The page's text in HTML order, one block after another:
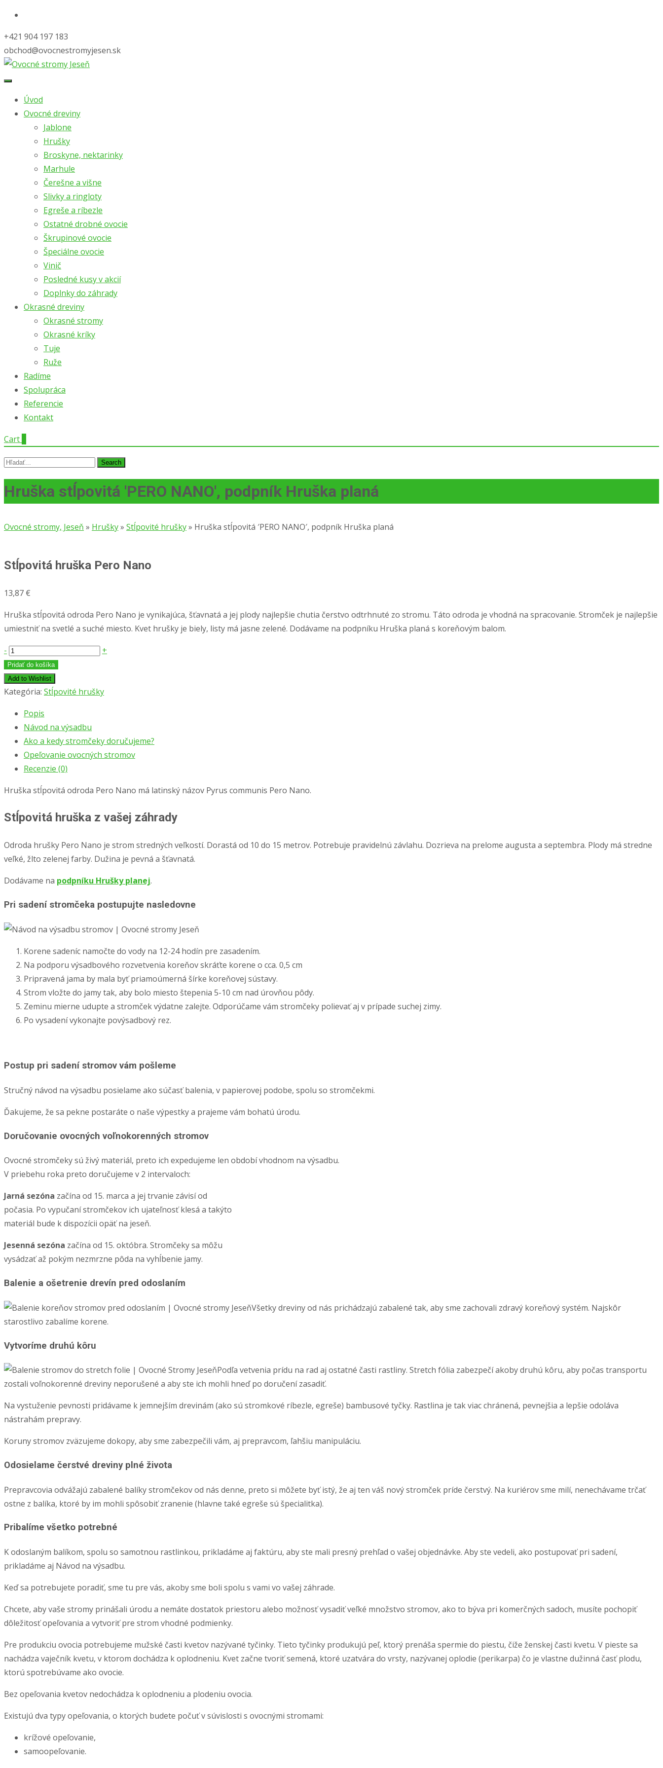
+421 904 197 183
obchod@ovocnestromyjesen.sk
Skip
contentÚvod
Ovocné dreviny
Jablone
Hrušky
Broskyne, nektarinky
Marhule
Čerešne a višne
Slivky a ringloty
Egreše a ríbezle
Ostatné drobné ovocie
Škrupinové ovocie
Špeciálne ovocie
Vinič
Posledné kusy v akcií
Doplnky do záhrady
Okrasné dreviny
Okrasné stromy
Okrasné kríky
Tuje
Ruže
Radíme
Spolupráca
Referencie
Kontakt
Cart
Search
Hruška stĺpovitá ′PERO NANO′, podpník Hruška planá
Ovocné stromy, Jeseň » Hrušky» Stĺpovité hrušky» Hruška stĺpovitá ′PERO NANO′, podpník Hruška planá
Stĺpovitá hruška Pero Nano
13,87 €
Hruška stĺpovitá odroda Pero Nano je vynikajúca, šťavnatá a jej plody najlepšie chutia čerstvo odtrhnuté zo stromu. Táto odroda je vhodná na spracovanie. Stromček je najlepšie
umiestniť na svetlé a suché miesto. Kvet hrušky je biely, listy má jasne zelené. Dodávame na podpníku Hruška planá s koreňovým balom.
- množstvo
Hruška
stĺpovitá
′PERO
podpník
Hruška
planá
+
Pridať do košíka
Add to Wishlist
Kategória: Stĺpovité hrušky
Popis
Návod na výsadbu
Ako a kedy stromčeky doručujeme?
Opeľovanie ovocných stromov
Recenzie (0)
Hruška stĺpovitá odroda Pero Nano má latinský názov Pyrus communis Pero Nano.
Stĺpovitá hruška z vašej záhrady
Odroda hrušky Pero Nano je strom stredných veľkostí. Dorastá od 10 do 15 metrov. Potrebuje pravidelnú závlahu. Dozrieva na prelome augusta a septembra. Plody má stredne
veľké, žlto zelenej farby. Dužina je pevná a šťavnatá.
Dodávame na podpníku Hrušky planej.
Pri sadení stromčeka postupujte nasledovne
Korene sadeníc namočte do vody na 12-24 hodín pre zasadením.
Na podporu výsadbového rozvetvenia koreňov skráťte korene o cca. 0,5 cm
Pripravená jama by mala byť priamoúmerná šírke koreňovej sústavy.
Strom vložte do jamy tak, aby bolo miesto štepenia 5-10 cm nad úrovňou pôdy.
Zeminu mierne udupte a stromček výdatne zalejte. Odporúčame vám stromčeky polievať aj v prípade suchej zimy.
Po vysadení vykonajte povýsadbový rez.
Postup pri sadení stromov vám pošleme
Stručný návod na výsadbu posielame ako súčasť balenia, v papierovej podobe, spolu so stromčekmi.
Ďakujeme, že sa pekne postaráte o naše výpestky a prajeme vám bohatú úrodu.
Doručovanie ovocných voľnokorenných stromov
Ovocné stromčeky sú živý materiál, preto ich expedujeme len období vhodnom na výsadbu.
V priebehu roka preto doručujeme v 2 intervaloch:
Jarná sezóna začína od 15. marca a jej trvanie závisí od
počasia. Po vypučaní stromčekov ich ujateľnosť klesá a takýto
materiál bude k dispozícii opäť na jeseň.
Jesenná sezóna začína od 15. októbra. Stromčeky sa môžu
vysádzať až pokým nezmrzne pôda na vyhĺbenie jamy.
Balenie a ošetrenie drevín pred odoslaním
Všetky dreviny od nás prichádzajú zabalené tak, aby sme zachovali zdravý koreňový systém. Najskôr
starostlivo zabalíme korene.
Vytvoríme druhú kôru
Podľa vetvenia prídu na rad aj ostatné časti rastliny. Stretch fólia zabezpečí akoby druhú kôru, aby počas transportu
zostali voľnokorenné dreviny neporušené a aby ste ich mohli hneď po doručení zasadiť.
Na vystuženie pevnosti pridávame k jemnejším drevinám (ako sú stromkové ríbezle, egreše) bambusové tyčky. Rastlina je tak viac chránená, pevnejšia a lepšie odoláva
nástrahám prepravy.
Koruny stromov zväzujeme dokopy, aby sme zabezpečili vám, aj prepravcom, ľahšiu manipuláciu.
Odosielame čerstvé dreviny plné života
Prepravcovia odvážajú zabalené balíky stromčekov od nás denne, preto si môžete byť istý, že aj ten váš nový stromček príde čerstvý. Na kuriérov sme milí, nenechávame trčať
ostne z balíka, ktoré by im mohli spôsobiť zranenie (hlavne také egreše sú špecialitka).
Pribalíme všetko potrebné
K odoslaným balíkom, spolu so samotnou rastlinkou, prikladáme aj faktúru, aby ste mali presný prehľad o vašej objednávke. Aby ste vedeli, ako postupovať pri sadení,
prikladáme aj Návod na výsadbu.
Keď sa potrebujete poradiť, sme tu pre vás, akoby sme boli spolu s vami vo vašej záhrade.
Chcete, aby vaše stromy prinášali úrodu a nemáte dostatok priestoru alebo možnosť vysadiť veľké množstvo stromov, ako to býva pri komerčných sadoch, musíte pochopiť
dôležitosť opeľovania a vytvoriť pre strom vhodné podmienky.
Pre produkciu ovocia potrebujeme mužské časti kvetov nazývané tyčinky. Tieto tyčinky produkujú peľ, ktorý prenáša spermie do piestu, čiže ženskej časti kvetu. V pieste sa
nachádza vaječník kvetu, v ktorom dochádza k oplodneniu. Kvet začne tvoriť semená, ktoré uzatvára do vrsty, nazývanej oplodie (perikarpa) čo je vlastne dužinná časť plodu,
ktorú spotrebúvame ako ovocie.
Bez opeľovania kvetov nedochádza k oplodneniu a plodeniu ovocia.
Existujú dva typy opeľovania, o ktorých budete počuť v súvislosti s ovocnými stromami:
krížové opeľovanie,
samoopeľovanie.